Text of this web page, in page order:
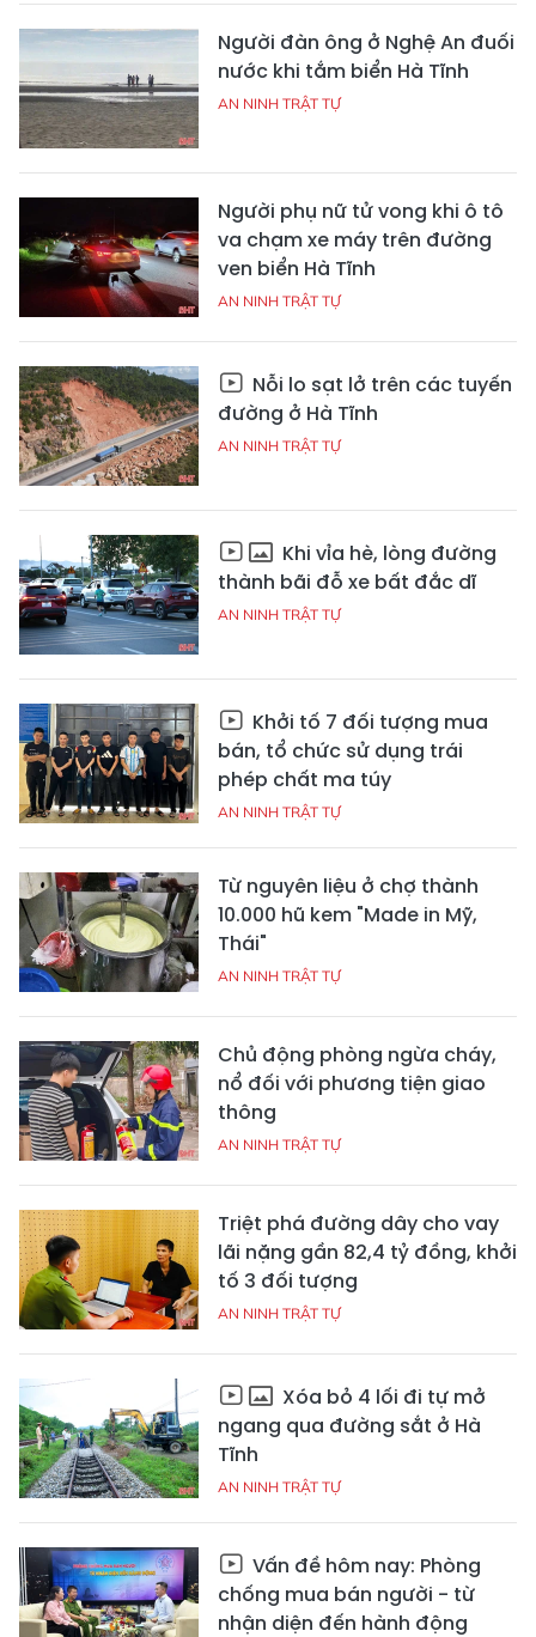
Người đàn ông ở Nghệ An đuối
nước khi tắm biển Hà Tĩnh
AN NINH TRẬT TỰ
Người phụ nữ tử vong khi ô tô
va chạm xe máy trên đường
ven biển Hà Tĩnh
AN NINH TRẬT TỰ
Nỗi lo sạt lở trên các tuyến
đường ở Hà Tĩnh
AN NINH TRẬT TỰ
Khi vỉa hè, lòng đường
thành bãi đỗ xe bất đắc dĩ
AN NINH TRẬT TỰ
Khởi tố 7 đối tượng mua
bán, tổ chức sử dụng trái
phép chất ma túy
AN NINH TRẬT TỰ
Từ nguyên liệu ở chợ thành
10.000 hũ kem "Made in Mỹ,
Thái"
AN NINH TRẬT TỰ
Chủ động phòng ngừa cháy,
nổ đối với phương tiện giao
thông
AN NINH TRẬT TỰ
Triệt phá đường dây cho vay
lãi nặng gần 82,4 tỷ đồng, khởi
tố 3 đối tượng
AN NINH TRẬT TỰ
Xóa bỏ 4 lối đi tự mở
ngang qua đường sắt ở Hà
Tĩnh
AN NINH TRẬT TỰ
Vấn đề hôm nay: Phòng
chống mua bán người - từ
nhận diện đến hành động